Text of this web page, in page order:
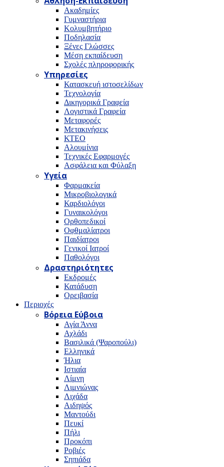
Ακαδημίες
Γυμναστήρια
Κολυμβητήριο
Ποδηλασία
Ξένες Γλώσσες
Μέση εκπαίδευση
Σχολές πληροφορικής
Υπηρεσίες
Κατασκευή ιστοσελίδων
Τεχνολογία
Δικηγορικά Γραφεία
Λογιστικά Γραφεία
Μεταφορές
Μετακινήσεις
ΚΤΕΟ
Αλουμίνια
Τεχνικές Εφαρμογές
Ασφάλεια και Φύλαξη
Υγεία
Φαρμακεία
Μικροβιολογικά
Καρδιολόγοι
Γυναικολόγοι
Ορθοπεδικοί
Οφθμαλίατροι
Παιδίατροι
Γενικοί Ιατροί
Παθολόγοι
Δραστηριότητες
Εκδρομές
Κατάδυση
Ορειβασία
Περιοχές
Βόρεια Εύβοια
Αγία Άννα
Αχλάδι
Βασιλικά (Ψαροπούλι)
Ελληνικά
Ήλια
Ιστιαία
Λίμνη
Λιμνιώνας
Λιχάδα
Αιδηψός
Μαντούδι
Πευκί
Πήλι
Προκόπι
Ροβιές
Σηπιάδα